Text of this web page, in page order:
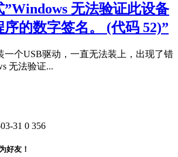
无法验证此设备
的数字签名。 (代码 52)”
一个USB驱动，一直无法装上，出现了错
无法验证...
31 0 356
好友！